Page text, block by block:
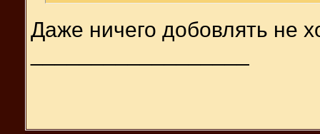
Даже ничего добовлять не